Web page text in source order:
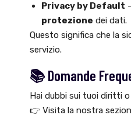
Privacy by Default
protezione dei dati.
Questo significa che la
servizio.
📚 Domande
Hai dubbi sui tuoi diritti
👉 Visita la nostra